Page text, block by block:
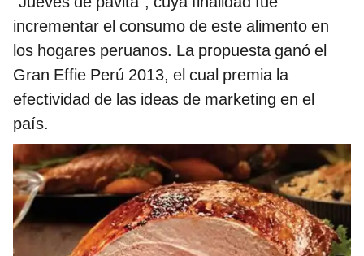
incrementar el consumo de este alimento en
los hogares peruanos. La propuesta ganó el
Gran Effie Perú 2013, el cual premia la
efectividad de las ideas de marketing en el
país.